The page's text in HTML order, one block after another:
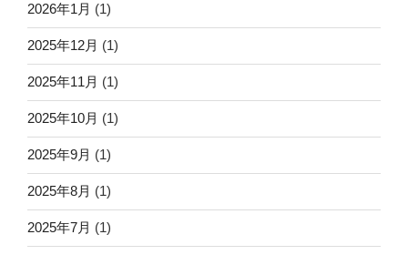
2026年1月 (1)
2025年12月 (1)
2025年11月 (1)
2025年10月 (1)
2025年9月 (1)
2025年8月 (1)
2025年7月 (1)